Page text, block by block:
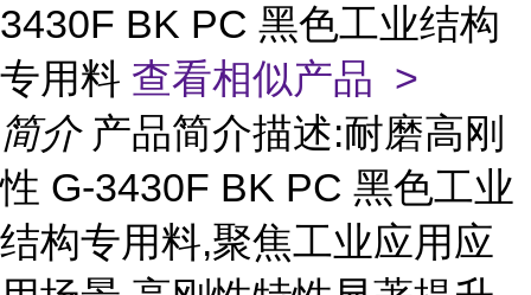
3430F BK PC 黑色工业结构
专用料 查看相似产品 >
简介 产品简介描述:耐磨高刚
性 G-3430F BK PC 黑色工业
结构专用料,聚焦工业应用应